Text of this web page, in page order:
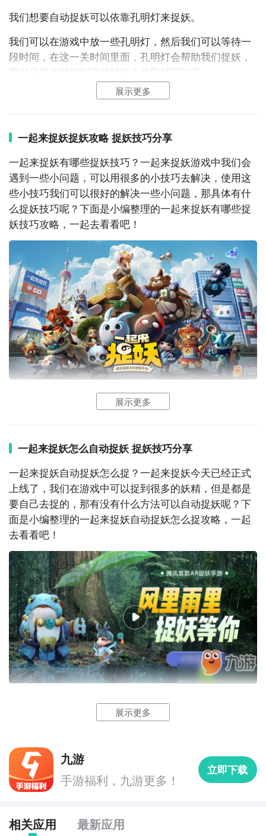
其实孔明灯抓来的妖灵都是靠随机的，并且抓捕命中率
是百分百的。为什么不试一试将孔明灯放置在会刷出巢
穴妖灵的位置呢?这样既可以抓到稀有的妖灵，也不用担
心抓来的口粮不划算了。除此之外的挂机捉妖，还有一
些简单的辅助插件，不过只能开起来执行一些普通妖灵
的捕捉，并且投掷球的方式都是固定的，效率虽然高，
但是很容易被发现封号了，慎用。
好了，以上就是小编为大家整理的具体攻略教程了，更
多攻略教程请多多关注九游。
我们想要自动捉妖可以依靠孔明灯来捉妖。
我们可以在游戏中放一些孔明灯，然后我们可以等待一
段时间，在这一关时间里面，孔明灯会帮助我们捉妖，
我们只要在时间到了的时候去收取就可以了。
我们可以在自己所在位置放置孔明灯，每盏孔明灯都可
励，但同时也不会消耗封妖魂珠。
好友之间互赠孔明灯的行为，是我们日常获取孔明灯的
主要途径。
以上就是小编为大家收集的一起来捉妖怎么自动捉妖？
一起来捉妖自动捉妖方法攻略的相关内容，想了解更多
的内容，请继续关注九游资讯频道！
展示更多
一起来捉妖捉妖攻略 捉妖技巧分享
一起来捉妖有哪些捉妖技巧？一起来捉妖游戏中我们会
遇到一些小问题，可以用很多的小技巧去解决，使用这
些小技巧我们可以很好的解决一些小问题，那具体有什
么捉妖技巧呢？下面是小编整理的一起来捉妖有哪些捉
妖技巧攻略，一起去看看吧！
一起来捉妖有哪些捉妖技巧
走路的时候会弹出窗口锁定游戏，这时候不要习惯性停
安全，万一身后有人就挡道了。正确的解法应该是将手
机垂直地面握手里边走边甩手两下，让系统以为你已经
把手机揣兜里了自然就可以解除。
2、猫基因助攻捉妖
点开猫基因看看那些基因都有些什么功能吧，有的可以
增加捕捉几率的!想知道具体如何获得和装备上去就打开
猫咪界面电击“?”阅读一下吧。
3、微信捉妖雷达
微信有个叫捉妖雷达的小程序，打开后设置筛选一下你
就可以知道自己周边有些什么稀少的妖怪了。记住他的
刷新点，然后没事就用神行过去看看，这种稀少的妖怪
通常能呆上半个多小时的，开图鉴全靠这个了。
4、微信游戏里的礼包
5、日常封妖之路
以前打过的关卡是可以再去打的，有奖励。
针对在路边的有鼓有妖但又不方便停下来捉的时候可
展示更多
一起来捉妖怎么自动捉妖 捉妖技巧分享
一起来捉妖自动捉妖怎么捉？一起来捉妖今天已经正式
上线了，我们在游戏中可以捉到很多的妖精，但是都是
要自己去捉的，那有没有什么方法可以自动捉妖呢？下
面是小编整理的一起来捉妖自动捉妖怎么捉攻略，一起
去看看吧！
一起来捉妖自动捉妖怎么捉
我们想要自动捉妖可以依靠孔明灯来捉妖。
我们可以在游戏中放一些孔明灯，然后我们可以等待一
段时间，在这一关时间里面，孔明灯会帮助我们捉妖，
我们只要在时间到了的时候去收取就可以了。
每盏孔明灯都可以捕捉一只妖精，但是要是通过此手段
展示更多
九游
手游福利，九游更多！
立即下载
相关应用 最新应用